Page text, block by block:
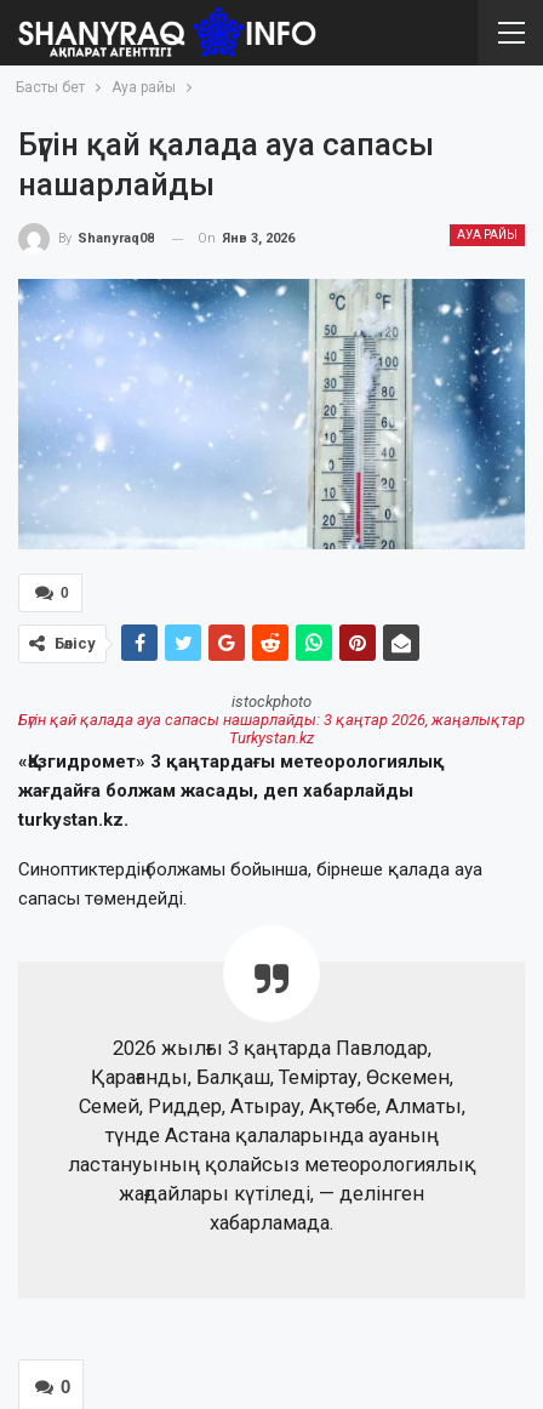
Басты бет Ауа райы
Бүгін қай қалада ауа сапасы
нашарлайды
АУА РАЙЫ
By Shanyraq08 On Янв 3, 2026
0
Бөлісу
istockphoto
Бүгін қай қалада ауа сапасы нашарлайды: 3 қаңтар 2026, жаңалықтар
Turkystan.kz
«Қазгидромет» 3 қаңтардағы метеорологиялық
жағдайға болжам жасады, деп хабарлайды
turkystan.kz.
Синоптиктердің болжамы бойынша, бірнеше қалада ауа
сапасы төмендейді.
2026 жылғы 3 қаңтарда Павлодар,
Қарағанды, Балқаш, Теміртау, Өскемен,
Семей, Риддер, Атырау, Ақтөбе, Алматы,
түнде Астана қалаларында ауаның
ластануының қолайсыз метеорологиялық
жағдайлары күтіледі, — делінген
хабарламада.
0